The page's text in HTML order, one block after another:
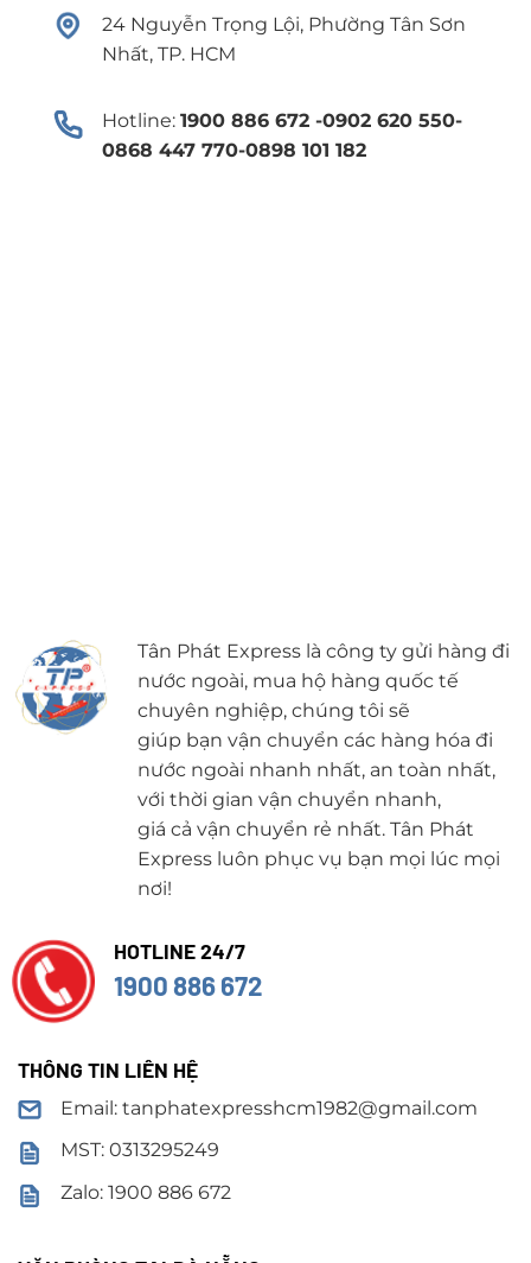
24 Nguyễn Trọng Lội, Phường Tân Sơn
Nhất, TP. HCM
Hotline: 1900 886 672 -0902 620 550-
0868 447 770-0898 101 182
Tân Phát Express là công ty gửi hàng đi
nước ngoài, mua hộ hàng quốc tế
chuyên nghiệp, chúng tôi sẽ
giúp bạn vận chuyển các hàng hóa đi
nước ngoài nhanh nhất, an toàn nhất,
với thời gian vận chuyển nhanh,
giá cả vận chuyển rẻ nhất. Tân Phát
Express luôn phục vụ bạn mọi lúc mọi
nơi!
HOTLINE 24/7
1900 886 672
THÔNG TIN LIÊN HỆ
Email: tanphatexpresshcm1982@gmail.com
MST: 0313295249
Zalo: 1900 886 672